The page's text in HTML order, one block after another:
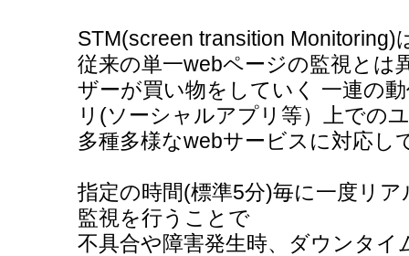
STM(screen transition Monitoring)
従来の単一webページの監視とは
ザーが買い物をしていく 一連の
リ(ソーシャルアプリ等）上での
多種多様なwebサービスに対応し
指定の時間(標準5分)毎に一度リ
監視を行うことで
不具合や障害発生時、ダウンタイ